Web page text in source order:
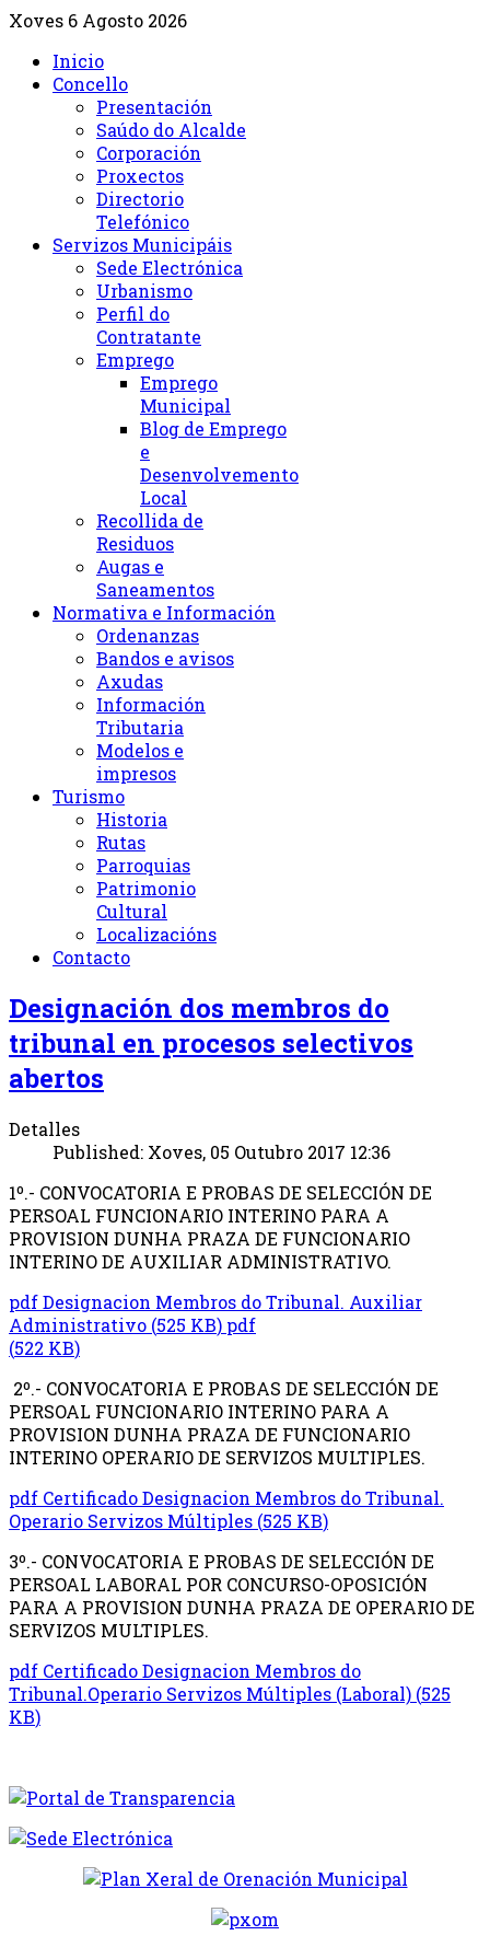
Xoves 6 Agosto 2026
Inicio
Concello
Presentación
Saúdo do Alcalde
Corporación
Proxectos
Directorio
Telefónico
Servizos Municipáis
Sede Electrónica
Urbanismo
Perfil do
Contratante
Emprego
Emprego
Municipal
Blog de Emprego
e
Desenvolvemento
Local
Recollida de
Residuos
Augas e
Saneamentos
Normativa e Información
Ordenanzas
Bandos e avisos
Axudas
Información
Tributaria
Modelos e
impresos
Turismo
Historia
Rutas
Parroquias
Patrimonio
Cultural
Localizacións
Contacto
Designación dos membros do
tribunal en procesos selectivos
abertos
Detalles
Published: Xoves, 05 Outubro 2017 12:36
1º.- CONVOCATORIA E PROBAS DE SELECCIÓN DE
PERSOAL FUNCIONARIO INTERINO PARA A
PROVISION DUNHA PRAZA DE FUNCIONARIO
INTERINO DE AUXILIAR ADMINISTRATIVO.
pdfDesignacion Membros do Tribunal. Auxiliar
Administrativo (525 KB) pdf
(522 KB)
2º.- CONVOCATORIA E PROBAS DE SELECCIÓN DE
PERSOAL FUNCIONARIO INTERINO PARA A
PROVISION DUNHA PRAZA DE FUNCIONARIO
INTERINO OPERARIO DE SERVIZOS MULTIPLES.
pdf Certificado Designacion Membros do Tribunal.
Operario Servizos Múltiples (525 KB)
3º.- CONVOCATORIA E PROBAS DE SELECCIÓN DE
PERSOAL LABORAL POR CONCURSO-OPOSICIÓN
PARA A PROVISION DUNHA PRAZA DE OPERARIO DE
SERVIZOS MULTIPLES.
pdf Certificado Designacion Membros do
Tribunal.Operario Servizos Múltiples (Laboral) (525
KB)